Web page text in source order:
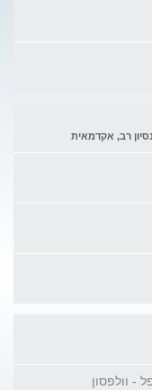
- וולפסון